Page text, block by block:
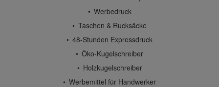
Werbedruck
Taschen & Rucksäcke
48-Stunden Expressdruck
Öko-Kugelschreiber
Holzkugelschreiber
Werbemittel für Handwerker